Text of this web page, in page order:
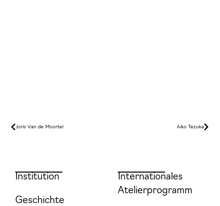
Joris Van de Moortel Aiko Tezuka
Institution
Geschichte
Internationales
Atelierprogramm